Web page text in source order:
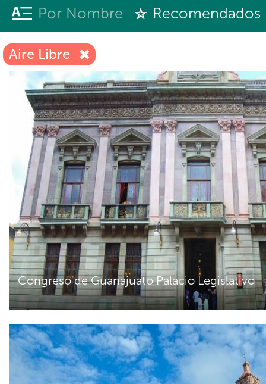
Por Nombre Recomendados
Aire Libre
Congreso de Guanajuato Palacio Legislativo